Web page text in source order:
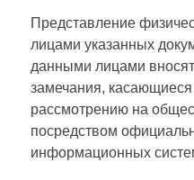
Представление
лицами указанных
данными лицами
замечания,
рассмотрению на
посредством
информационных